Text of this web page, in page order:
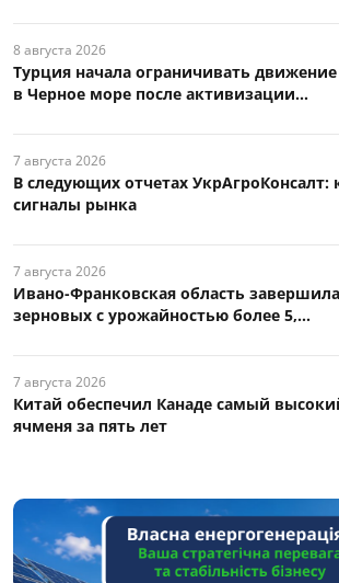
8 августа 2026
Турция начала ограничивать
в Черное море после активизации...
7 августа 2026
В следующих отчетах
сигналы рынка
7 августа 2026
Ивано-Франковская область
зерновых с урожайностью более 5,...
7 августа 2026
Китай обеспечил Канаде самый
ячменя за пять лет